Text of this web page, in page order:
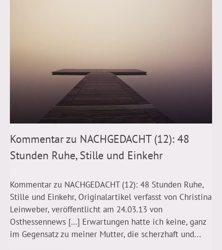
Kommentar zu NACHGEDACHT (12): 48
Stunden Ruhe, Stille und Einkehr
Kommentar zu NACHGEDACHT (12): 48 Stunden Ruhe,
Stille und Einkehr, Originalartikel verfasst von Christina
Leinweber, veröffentlicht am 24.03.13 von
Osthessennews […] Erwartungen hatte ich keine, ganz
im Gegensatz zu meiner Mutter, die scherzhaft und...